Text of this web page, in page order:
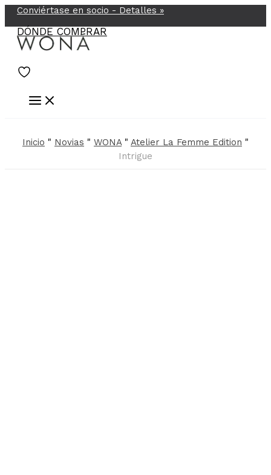
al
contenido
Conviértase en socio - Detalles »
DÓNDE COMPRAR
Inicio " Novias " WONA" Atelier La Femme Edition "
Intrigue